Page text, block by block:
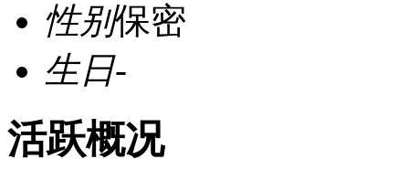
性别保密
生日-
活跃概况